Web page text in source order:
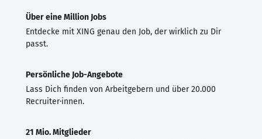
Über eine Million Jobs
Entdecke mit XING genau den Job, der wirklich zu Dir
passt.
Persönliche Job-Angebote
Lass Dich finden von Arbeitgebern und über 20.000
Recruiter·innen.
21 Mio. Mitglieder